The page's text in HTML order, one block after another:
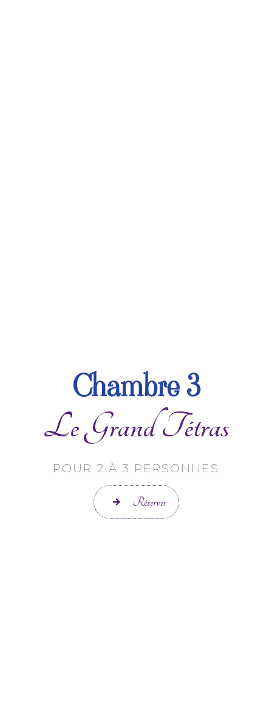
Chambre 3
Le Grand Tétras
POUR 2 À 3 PERSONNES
Réserver